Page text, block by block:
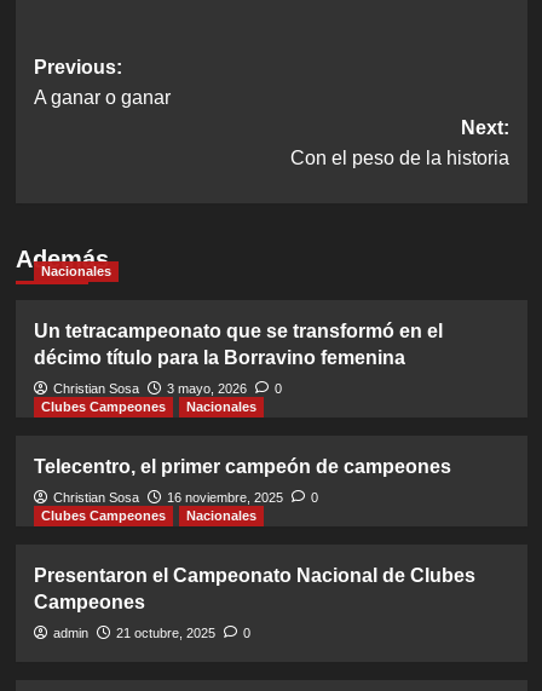
Post
navigation
Previous:
A ganar o ganar
Next:
Con el peso de la historia
Además
Nacionales
Un tetracampeonato que se transformó en el
décimo título para la Borravino femenina
Christian Sosa 3 mayo, 2026
0
Clubes Campeones
Nacionales
Telecentro, el primer campeón de campeones
Christian Sosa 16 noviembre, 2025
0
Clubes Campeones
Nacionales
Presentaron el Campeonato Nacional de Clubes
Campeones
admin 21 octubre, 2025 0